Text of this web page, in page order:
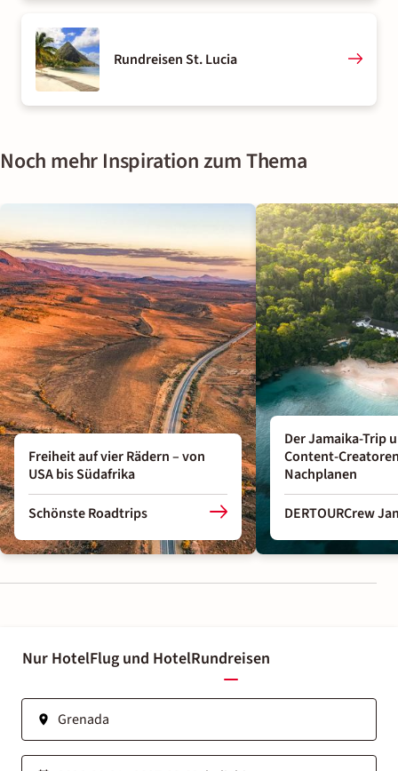
Rundreisen St. Lucia
Noch mehr Inspiration zum Thema
Freiheit auf vier Rädern – von
USA bis Südafrika
Schönste Roadtrips
Der Jamaika-Trip
Content-
Nachplanen
DERTOURCrew
Nur HotelFlug und HotelRundreisen